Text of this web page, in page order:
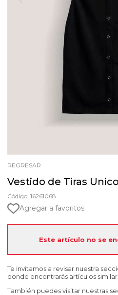
REGRESAR
Vestido de Tiras
Código: 16261068
Agregar a favoritos
Este artículo no se
Te invitamos a revisar nuestra
donde encontrarás artículos
También puedes visitar nuestras